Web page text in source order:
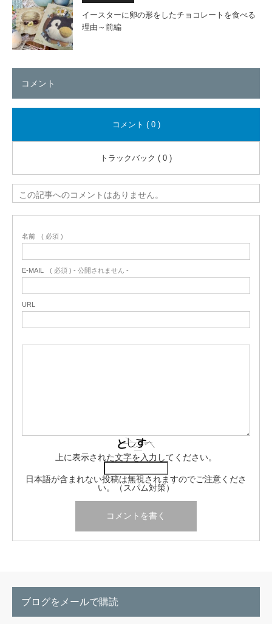
イースターに卵の形をしたチョコレートを食べる
理由～前編
コメント
コメント ( 0 )
トラックバック ( 0 )
この記事へのコメントはありません。
名前 ( 必須 )
E-MAIL ( 必須 ) - 公開されません -
URL
上に表示された文字を入力してください。
日本語が含まれない投稿は無視されますのでご注意くださ
い。（スパム対策）
ブログをメールで購読